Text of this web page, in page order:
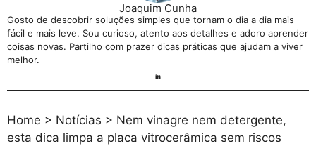
Joaquim Cunha
Gosto de descobrir soluções simples que tornam o dia a dia mais
fácil e mais leve. Sou curioso, atento aos detalhes e adoro aprender
coisas novas. Partilho com prazer dicas práticas que ajudam a viver
melhor.
Home > Notícias > Nem vinagre nem detergente,
esta dica limpa a placa vitrocerâmica sem riscos